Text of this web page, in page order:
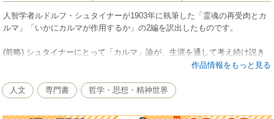
人智学者ルドルフ・シュタイナーが1903年に執筆した「霊魂の再受肉とカ
ルマ」「いかにカルマが作用するか」の2編を訳出したものです。
(前略) シュタイナーにとって「カルマ」論が、生涯を通して考え続け説き
続けた、いわば彼の哲学の中心テーマであったということと、この二篇の
マ」について論じながら、結局のところ彼のカルマ論の根拠が、出発点の
この二篇にすでにはっきり示されており、その後の諸論はこれを基礎とし
て肉づけられ、敷衍され、特殊テーマと結合されて行ったものに過ぎない
作品情報をもっと見る
人文 専門書 哲学・思想・精神世界